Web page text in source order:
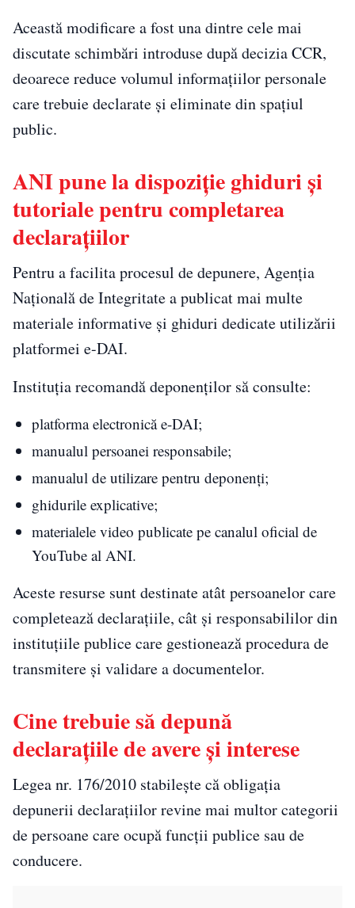
Această modificare a fost una dintre cele mai
discutate schimbări introduse după decizia CCR,
deoarece reduce volumul informațiilor personale
care trebuie declarate și eliminate din spațiul
public.
ANI pune la dispoziție ghiduri și
tutoriale pentru completarea
declarațiilor
Pentru a facilita procesul de depunere, Agenția
Națională de Integritate a publicat mai multe
materiale informative și ghiduri dedicate utilizării
platformei e-DAI.
Instituția recomandă deponenților să consulte:
platforma electronică e-DAI;
manualul persoanei responsabile;
manualul de utilizare pentru deponenți;
ghidurile explicative;
materialele video publicate pe canalul oficial de
YouTube al ANI.
Aceste resurse sunt destinate atât persoanelor care
completează declarațiile, cât și responsabililor din
instituțiile publice care gestionează procedura de
transmitere și validare a documentelor.
Cine trebuie să depună
declarațiile de avere și interese
Legea nr. 176/2010 stabilește că obligația
depunerii declarațiilor revine mai multor categorii
de persoane care ocupă funcții publice sau de
conducere.